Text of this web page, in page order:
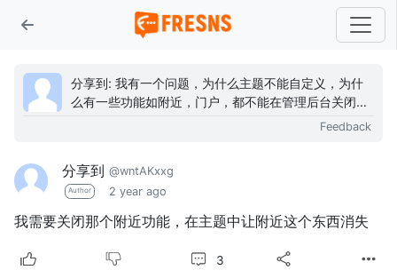
分享到: 我有一个问题，为什么主题不能自定义，为什
么有一些功能如附近，门户，都不能在管理后台关闭或
开启，这就非常困扰，我一直想关闭这个功能，奈何找
Feedback
分享到 @wntAKxxg
Author 2 year ago
我需要关闭那个附近功能，在主题中让附近这个东西消失
3